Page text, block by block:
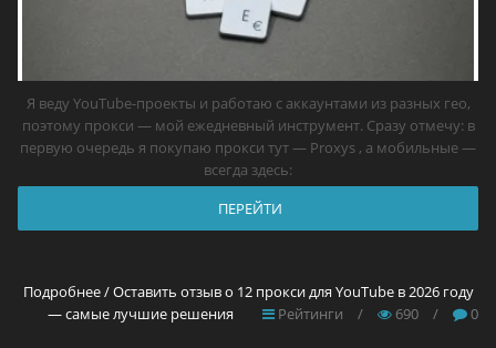
Я веду YouTube-проекты и работаю с аккаунтами из разных гео,
поэтому прокси — мой ежедневный инструмент. Сразу отмечу: в
первую очередь я покупаю прокси тут — Proxys , а мобильные —
всегда здесь:
ПЕРЕЙТИ
Подробнее / Оставить отзыв о 12 прокси для YouTube в 2026 году
— самые лучшие решения
Рейтинги / 690 / 0